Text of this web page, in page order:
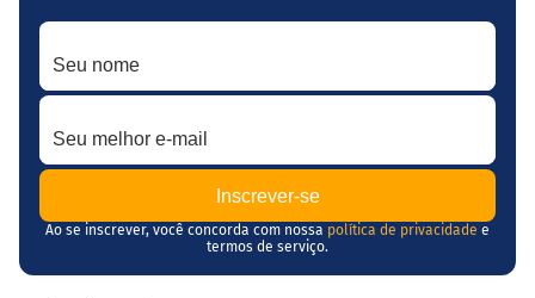
Seu nome
Seu melhor e-mail
Ao se inscrever, você concorda com nossa política de privacidade e
termos de serviço.